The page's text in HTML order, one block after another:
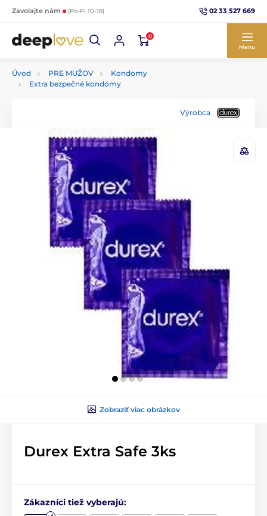
Zavolajte nám (Po-Pi 10-18) 02 33 527 669
0
Menu
Úvod PRE MUŽOV
Kondomy
Extra bezpečné kondómy
Výrobca
Zobraziť viac obrázkov
Durex Extra Safe 3ks
Zákazníci tiež vyberajú: